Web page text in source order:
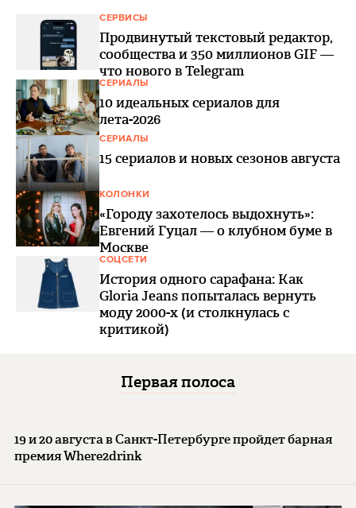
СЕРВИСЫ
Продвинутый текстовый редактор,
сообщества и 350 миллионов GIF —
что нового в Telegram
СЕРИАЛЫ
10 идеальных сериалов для
лета-2026
СЕРИАЛЫ
15 сериалов и новых сезонов августа
КОЛОНКИ
«Городу захотелось выдохнуть»:
Евгений Гуцал — о клубном буме в
Москве
СОЦСЕТИ
История одного сарафана: Как
Gloria Jeans попыталась вернуть
моду 2000-х (и столкнулась с
критикой)
Первая полоса
19 и 20 августа в Санкт-Петербурге пройдет барная
премия Where2drink